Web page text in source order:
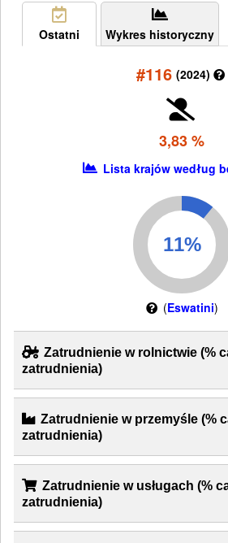
Ostatni Wykres historyczny
#116 (2024)
3,83 %
Lista krajów według
(Eswatini)
Zatrudnienie w rolnictwie (%
zatrudnienia)
Zatrudnienie w przemyśle (%
zatrudnienia)
Zatrudnienie w usługach (%
zatrudnienia)